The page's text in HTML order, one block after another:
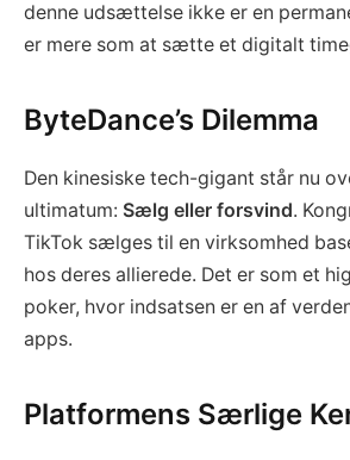
denne udsættelse ikke er en
er mere som at sætte et digitalt
ByteDance’s Dilemma
Den kinesiske tech-gigant står nu
ultimatum: Sælg eller forsvind.
TikTok sælges til en virksomhed
hos deres allierede. Det er som et
poker, hvor indsatsen er en af
apps.
Platformens Særlige